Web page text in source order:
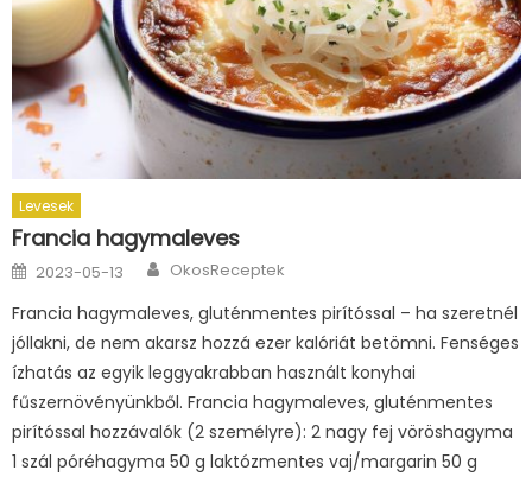
Levesek
Francia hagymaleves
Posted
on
2023-05-13 Author
OkosReceptek
Francia hagymaleves, gluténmentes pirítóssal – ha szeretnél
jóllakni, de nem akarsz hozzá ezer kalóriát betömni. Fenséges
ízhatás az egyik leggyakrabban használt konyhai
fűszernövényünkből. Francia hagymaleves, gluténmentes
pirítóssal hozzávalók (2 személyre): 2 nagy fej vöröshagyma
1 szál póréhagyma 50 g laktózmentes vaj/margarin 50 g